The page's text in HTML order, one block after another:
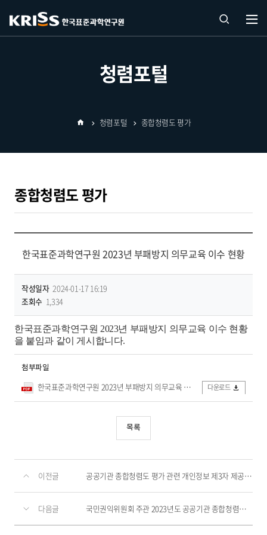
열기
청렴포털
종합청렴도 평가
청렴포털 종합청렴도 평가
한국표준과학연구원 2023년 부패방지 의무교육 이수 현황
작성일자 2024-01-17 16:19
조회수 1,334
한국표준과학연구원 2023년 부패방지 의무교육 이수 현황
을 붙임과 같이 게시합니다.
첨부파일
한국표준과학연구원 2023년 부패방지 의무교육 이수 현황.pdf 다운로드
목록
이전글 공공기관 종합청렴도 평가 관련 개인정보 제3자 제공사항 알림
다음글 국민권익위원회 주관 2023년도 공공기관 종합청렴도 평가 결과 공개